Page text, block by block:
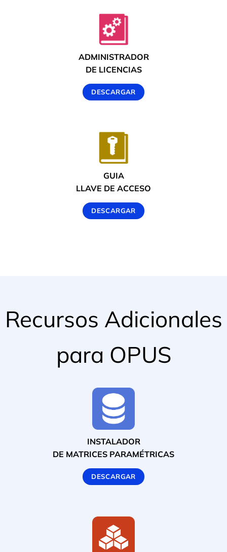
ADMINISTRADOR
DE LICENCIAS
DESCARGAR
GUIA
LLAVE DE ACCESO
DESCARGAR
Recursos Adicionales
para OPUS
INSTALADOR
DE MATRICES PARAMÉTRICAS
DESCARGAR